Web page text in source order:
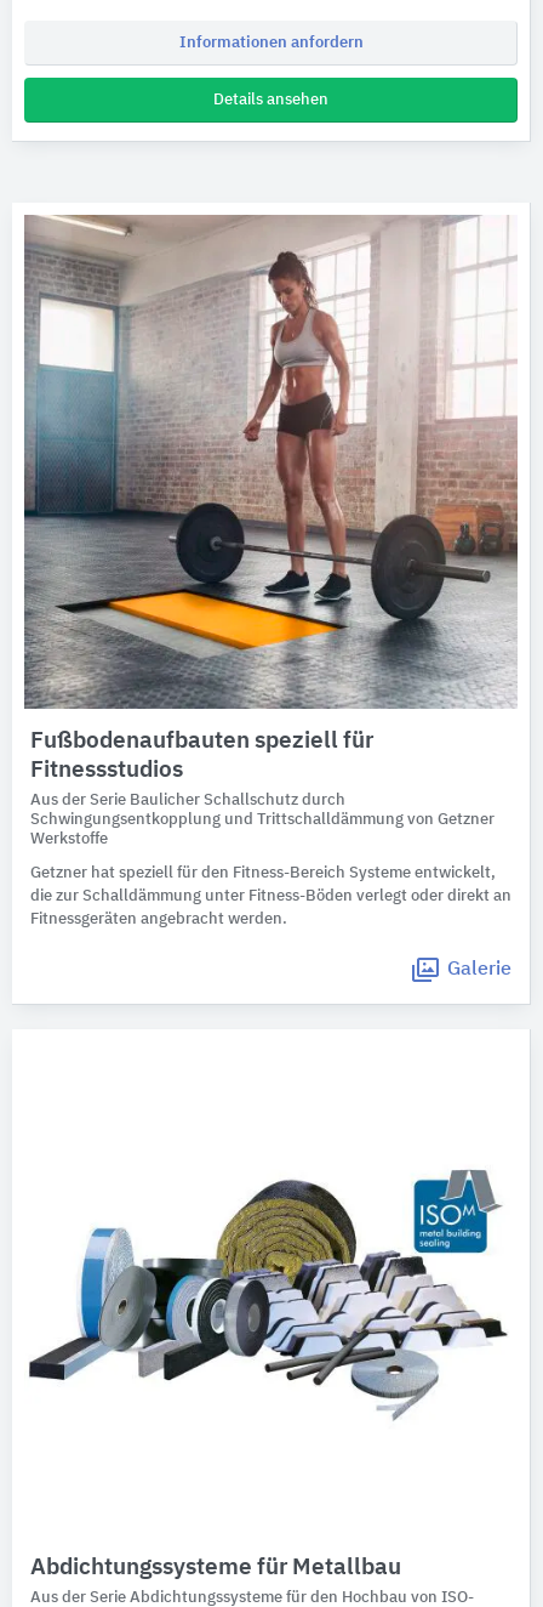
Informationen anfordern
Details ansehen
Fußbodenaufbauten speziell für
Fitnessstudios
Aus der Serie Baulicher Schallschutz durch
Schwingungsentkopplung und Trittschalldämmung von Getzner
Werkstoffe
Getzner hat speziell für den Fitness-Bereich Systeme entwickelt,
die zur Schalldämmung unter Fitness-Böden verlegt oder direkt an
Fitnessgeräten angebracht werden.
Galerie
Abdichtungssysteme für Metallbau
Aus der Serie Abdichtungssysteme für den Hochbau von ISO-